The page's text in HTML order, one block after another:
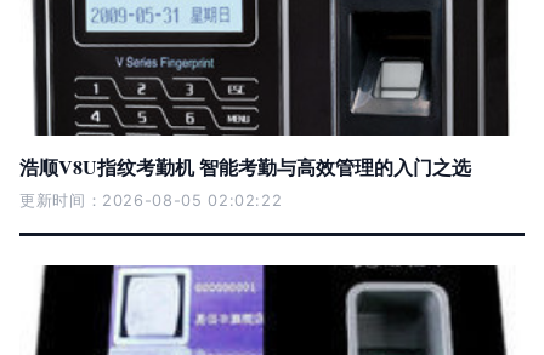
浩顺V8U指纹考勤机 智能考勤与高效管理的入门之选
更新时间：2026-08-05 02:02:22